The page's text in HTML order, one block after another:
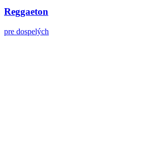
Reggaeton
pre dospelých